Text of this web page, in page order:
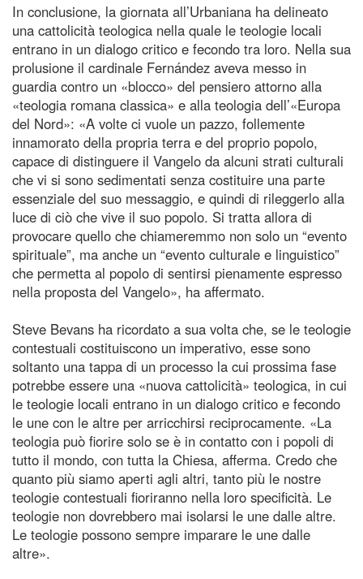
In conclusione, la giornata all’Urbaniana ha delineato
una cattolicità teologica nella quale le teologie locali
entrano in un dialogo critico e fecondo tra loro. Nella sua
prolusione il cardinale Fernández aveva messo in
guardia contro un «blocco» del pensiero attorno alla
«teologia romana classica» e alla teologia dell’«Europa
del Nord»: «A volte ci vuole un pazzo, follemente
innamorato della propria terra e del proprio popolo,
capace di distinguere il Vangelo da alcuni strati culturali
che vi si sono sedimentati senza costituire una parte
essenziale del suo messaggio, e quindi di rileggerlo alla
luce di ciò che vive il suo popolo. Si tratta allora di
provocare quello che chiameremmo non solo un “evento
spirituale”, ma anche un “evento culturale e linguistico”
che permetta al popolo di sentirsi pienamente espresso
nella proposta del Vangelo», ha affermato.
Steve Bevans ha ricordato a sua volta che, se le teologie
contestuali costituiscono un imperativo, esse sono
soltanto una tappa di un processo la cui prossima fase
potrebbe essere una «nuova cattolicità» teologica, in cui
le teologie locali entrano in un dialogo critico e fecondo
le une con le altre per arricchirsi reciprocamente. «La
teologia può fiorire solo se è in contatto con i popoli di
tutto il mondo, con tutta la Chiesa, afferma. Credo che
quanto più siamo aperti agli altri, tanto più le nostre
teologie contestuali fioriranno nella loro specificità. Le
teologie non dovrebbero mai isolarsi le une dalle altre.
Le teologie possono sempre imparare le une dalle
altre».